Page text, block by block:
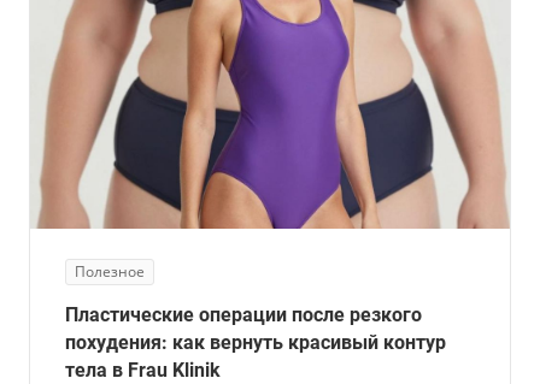
Полезное
Пластические операции после резкого
похудения: как вернуть красивый контур
тела в Frau Klinik